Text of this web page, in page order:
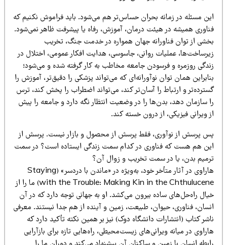
مسئله در زمانه بحران حساس‌تر هم می‌شود. باید فراموش نکنیم که
همیشه در هیئت درمان، آموزش، رفاه یا پیشرفت ظاهر نمی‌شود.
از توان فناورانه جهان همواره در خدمت جنگ، تخریب
عملیات روانی، جاسوسی، هدایت افکار عمومی، اختلال در
روزمره و فرسودن جامعه مخاطب به کار گرفته شده و می‌شود؛
همان توان نوآورانه‌ای که می‌تواند پزشکی را دقیق‌تر، آموزش را
و ارتباط را آسان‌تر کند، می‌تواند اضطراب را پخش کند، ترس
سازمان دهد، بدن‌ها را در وضعیت انتظار نگه دارد و جامعه را پیش
ویرانی فیزیکی، از درون خسته کند.
پرسش از نوآوری، فقط پرسش از محصول و بازار نیست. پرسش از
هم هست که فناوری در کدام سمت زندگی ایستاده است؟ در سمت
بدن، یا در سمت تخریب و زوال آن؟
هاراوی در آثار متأخر خود، به‌ویژه در «ماندن با دردسر» (Staying
with the Trouble: Making Kin in the Chthulucene) ما را از
راه‌حل‌های ساده بیرون می‌کشد. او به جهانی توجه دارد که در آن
فناوری، حیوان، طبیعت، زمین و آینده از هم جدا نیستند. معرفی
کتاب (انتشارات دانشگاه دوک) نیز بر همین نکته تأکید دارد که
در میانه ویرانی‌های زیست‌محیطی، راه‌هایی تازه برای بازآرایی